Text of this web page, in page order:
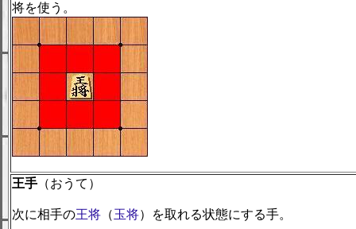
将を使う。
王手 （おうて）
次に相手の王将 （玉将）を取れる状態にする手。